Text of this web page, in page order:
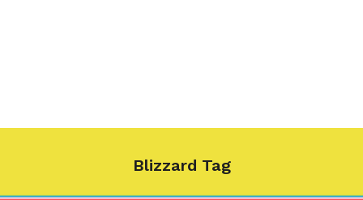
Blizzard Tag